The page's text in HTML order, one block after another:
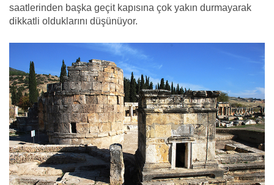
saatlerinden başka geçit kapısına çok yakın durmayarak
dikkatli olduklarını düşünüyor.